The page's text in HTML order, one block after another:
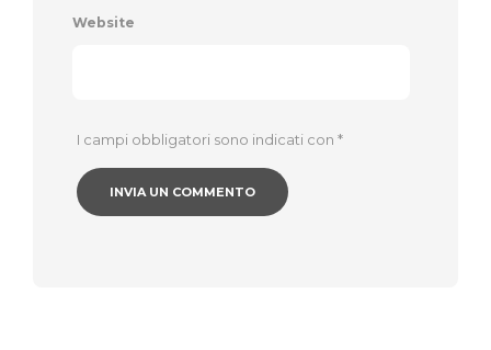
Website
I campi obbligatori sono indicati con *